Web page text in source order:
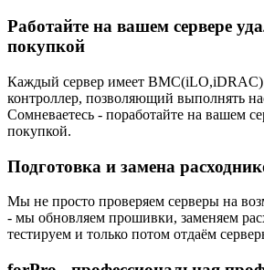
Работайте на вашем сервере
покупкой
Каждый сервер имеет
контроллер, позволяющий выполнять
Сомневаетесь - поработайте на вашем
покупкой.
Подготовка и замена
Мы не просто проверяем серверы на
- мы обновляем прошивки, заменяем
тестируем и только потом отдаём